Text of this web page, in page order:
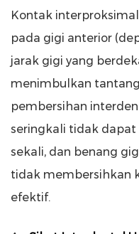
Kontak
pada gigi anterior
jarak gigi yang
menimbulkan
pembersihan
seringkali tidak dapat
sekali, dan benang
tidak membersihkan
efektif.